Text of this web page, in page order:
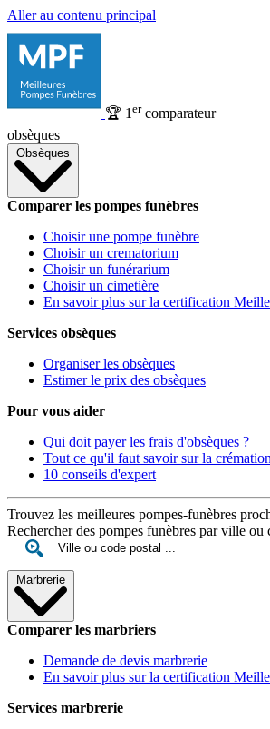
Aller au contenu principal
🏆 1 ercomparateur
obsèques
Obsèques
Comparer les pompes funèbres
Choisir une pompe funèbre
Choisir un crematorium
Choisir un funérarium
Choisir un cimetière
En savoir plus sur la certification
Services obsèques
Organiser les obsèques
Estimer le prix des obsèques
Pour vous aider
Qui doit payer les frais d'obsèques ?
Tout ce qu'il faut savoir sur la crémation
10 conseils d'expert
Trouvez les meilleures pompes-funèbres
Rechercher des pompes funèbres par ville ou
Marbrerie
Comparer les marbriers
Demande de devis marbrerie
En savoir plus sur la certification
Services marbrerie